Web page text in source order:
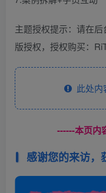
主题授权提示：请在
版授权，授权购买：
此处内
------本页内
感谢您的来访，